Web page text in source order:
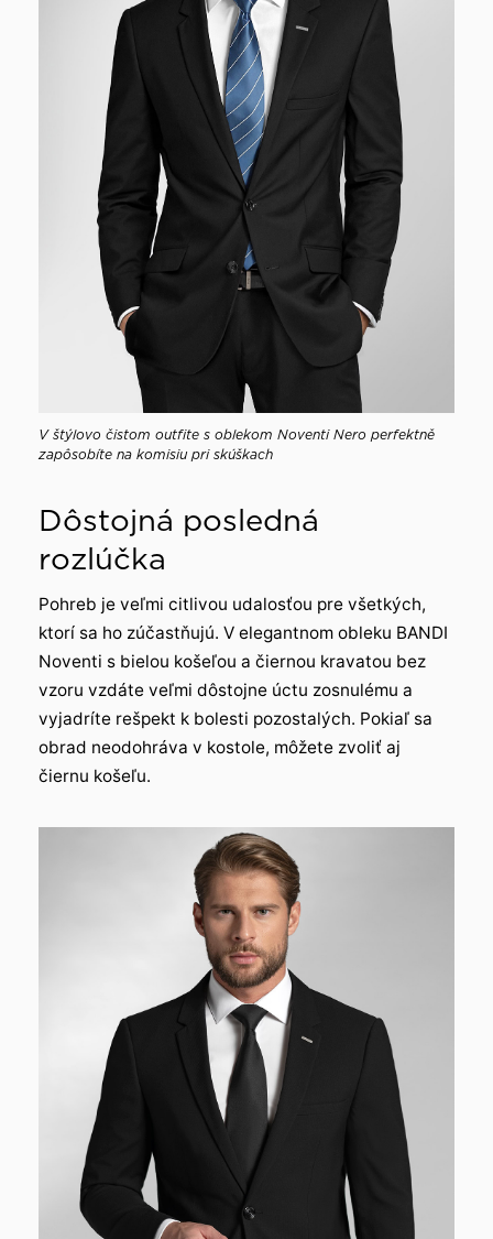
V štýlovo čistom outfite s oblekom Noventi Nero perfektně
zapôsobíte na komisiu pri skúškach
Dôstojná posledná
rozlúčka
Pohreb je veľmi citlivou udalosťou pre všetkých,
ktorí sa ho zúčastňujú. V elegantnom obleku BANDI
Noventi s bielou košeľou a čiernou kravatou bez
vzoru vzdáte veľmi dôstojne úctu zosnulému a
vyjadríte rešpekt k bolesti pozostalých. Pokiaľ sa
obrad neodohráva v kostole, môžete zvoliť aj
čiernu košeľu.